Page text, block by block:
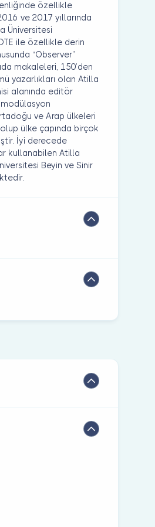
özellikle
ve 2017 yıllarında
Üniversitesi
ile özellikle derin
“Observer”
makaleleri, 150’den
yazarlıkları olan Atilla
alanında editör
ve Arap ülkeleri
ülke çapında birçok
İyi derecede
kullanabilen Atilla
Beyin ve Sinir